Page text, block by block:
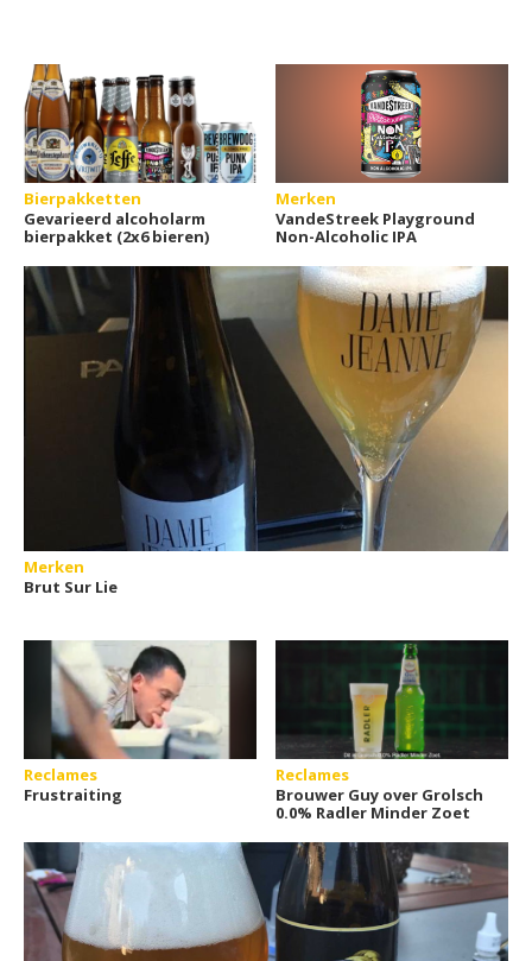
Bierpakketten
Gevarieerd alcoholarm
bierpakket (2x6 bieren)
Merken
VandeStreek Playground
Non-Alcoholic IPA
Merken
Brut Sur Lie
Reclames
Frustraiting
Reclames
Brouwer Guy over Grolsch
0.0% Radler Minder Zoet